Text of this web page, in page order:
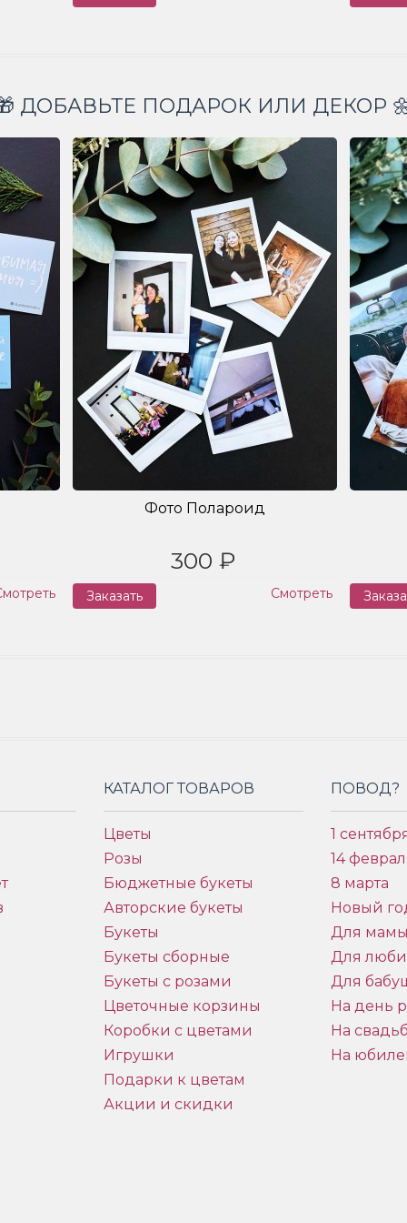
ДОБАВЬТЕ ПОДАРОК ИЛИ ДЕКОР
Фото Полароид
300 ₽
Заказать Смотреть
КАТАЛОГ ТОВАРОВ
Цветы
Розы
Бюджетные букеты
Авторские букеты
Букеты
Букеты сборные
Букеты с розами
Цветочные корзины
Коробки с цветами
Игрушки
Подарки к цветам
Акции и скидки
ПОВОД?
1
14
8 марта
Новый
Для
Для
Для
На день
На
На